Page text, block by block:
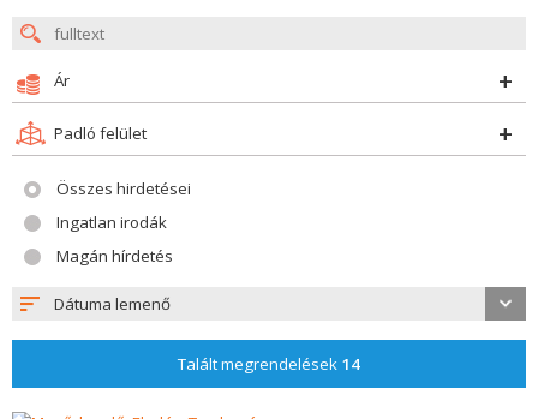
Ár
Padló felület
Összes hirdetései
Ingatlan irodák
Magán hírdetés
Dátuma lemenő
Talált megrendelések 14